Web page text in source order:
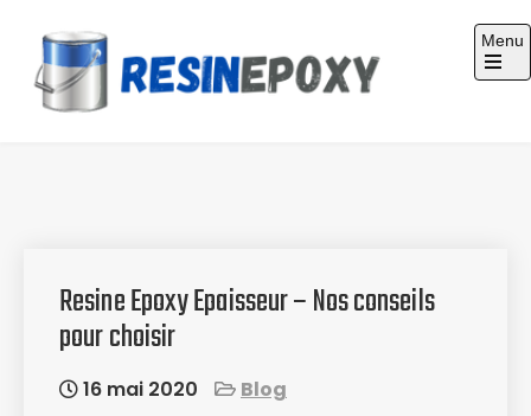
content
Menu
Resine Epoxy Epaisseur – Nos conseils
pour choisir
16 mai 2020 Blog